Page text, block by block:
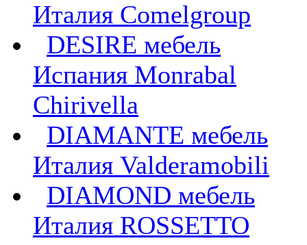
Италия Comelgroup
DESIRE мебель
Испания Monrabal
Chirivella
DIAMANTE мебель
Италия Valderamobili
DIAMOND мебель
Италия ROSSETTO